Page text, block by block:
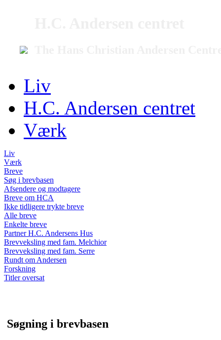
Liv
H.C. Andersen centret
Værk
Liv
Værk
Breve
Søg i brevbasen
Afsendere og modtagere
Breve om HCA
Ikke tidligere trykte breve
Alle breve
Enkelte breve
Partner H.C. Andersens Hus
Brevveksling med fam. Melchior
Brevveksling med fam. Serre
Rundt om Andersen
Forskning
Titler oversat
Søgning i brevbasen